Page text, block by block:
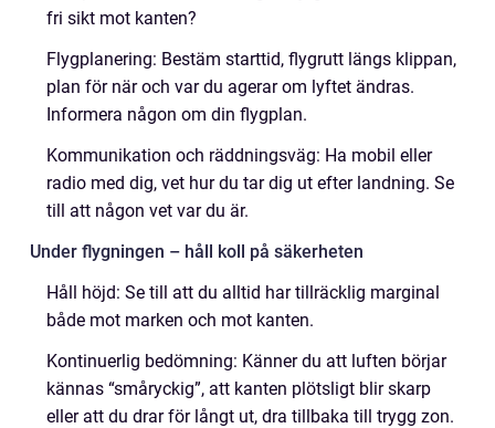
fri sikt mot kanten?
Flygplanering: Bestäm starttid, flygrutt längs klippan,
plan för när och var du agerar om lyftet ändras.
Informera någon om din flygplan.
Kommunikation och räddningsväg: Ha mobil eller
radio med dig, vet hur du tar dig ut efter landning. Se
till att någon vet var du är.
Under flygningen – håll koll på säkerheten
Håll höjd: Se till att du alltid har tillräcklig marginal
både mot marken och mot kanten.
Kontinuerlig bedömning: Känner du att luften börjar
kännas “småryckig”, att kanten plötsligt blir skarp
eller att du drar för långt ut, dra tillbaka till trygg zon.